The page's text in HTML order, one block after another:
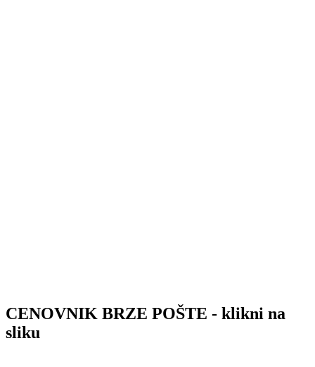
CENOVNIK BRZE POŠTE - klikni na
sliku